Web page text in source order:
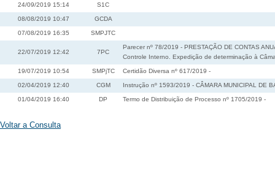
24/09/2019 15:14 S1C
08/08/2019 10:47 GCDA
07/08/2019 16:35 SMPJTC
22/07/2019 12:42 7PC
Parecer nº 78/2019 - PRESTAÇÃO DE CONTAS
Controle Interno. Expedição de determinação à
19/07/2019 10:54 SMPjTC Certidão Diversa nº 617/2019 -
02/04/2019 12:40 CGM Instrução nº 1593/2019 - CÂMARA MUNICIPAL DE
01/04/2019 16:40 DP Termo de Distribuição de Processo nº 1705/2019 -
Voltar a Consulta